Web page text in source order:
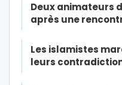
Deux animateurs
après une
Les islamistes
leurs